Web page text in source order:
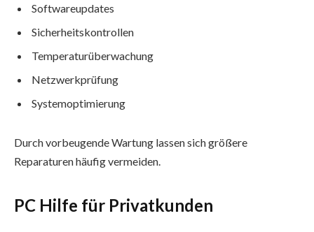
Softwareupdates
Sicherheitskontrollen
Temperaturüberwachung
Netzwerkprüfung
Systemoptimierung
Durch vorbeugende Wartung lassen sich größere
Reparaturen häufig vermeiden.
PC Hilfe für Privatkunden